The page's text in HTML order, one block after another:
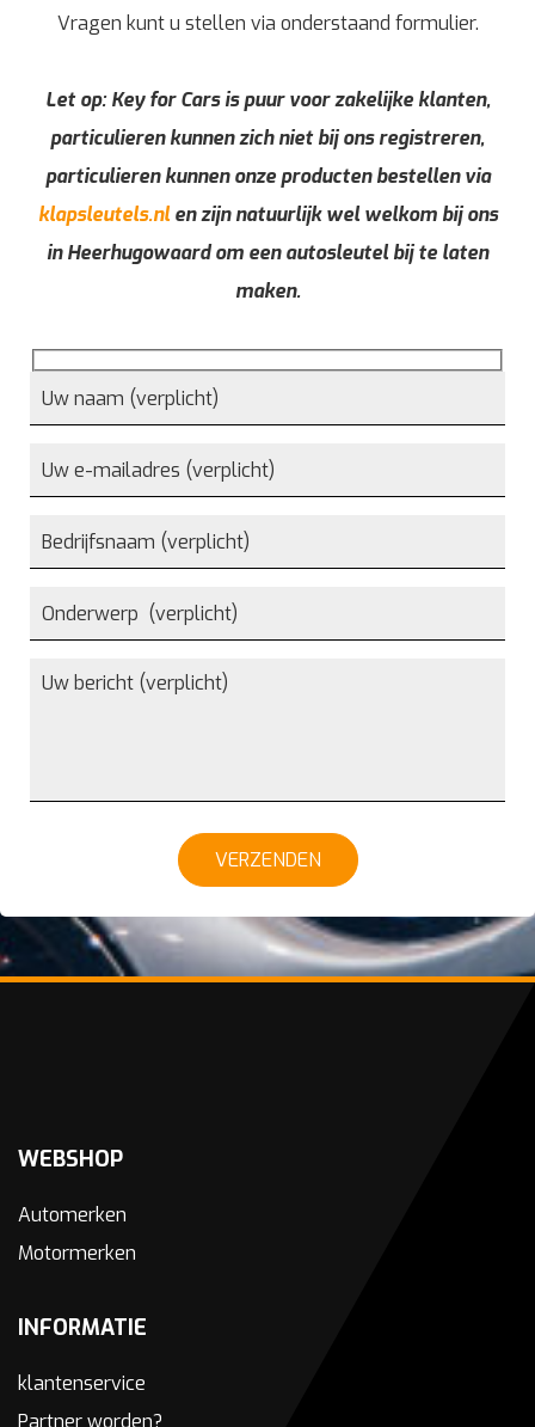
Vragen kunt u stellen via onderstaand formulier.
Let op: Key for Cars is puur voor zakelijke klanten,
particulieren kunnen zich niet bij ons registreren,
particulieren kunnen onze producten bestellen via
klapsleutels.nlen zijn natuurlijk wel welkom bij ons
in Heerhugowaard om een autosleutel bij te laten
maken.
VERZENDEN
WEBSHOP
Automerken
Motormerken
INFORMATIE
klantenservice
Partner worden?